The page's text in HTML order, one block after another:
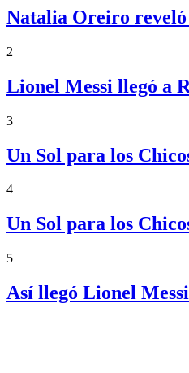
Natalia Oreiro reveló
2
Lionel Messi llegó a
3
Un Sol para los
4
Un Sol para los
5
Así llegó Lionel